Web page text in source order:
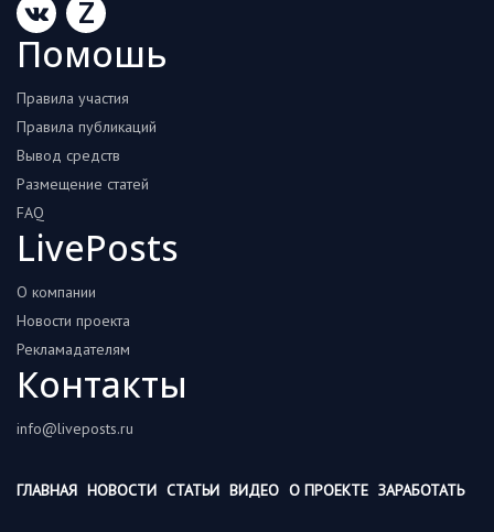
Z
Помошь
Правила участия
Правила публикаций
Вывод средств
Размещение статей
FAQ
LivePosts
О компании
Новости проекта
Рекламадателям
Контакты
info@liveposts.ru
ГЛАВНАЯ НОВОСТИ СТАТЬИ ВИДЕО О ПРОЕКТЕ ЗАРАБОТАТЬ